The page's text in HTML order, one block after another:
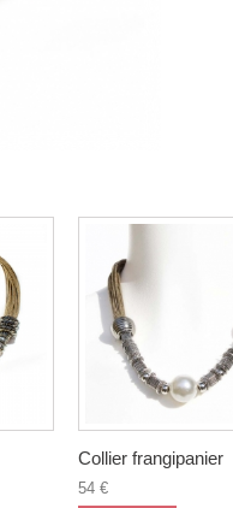
Collier frangipanier
54 €